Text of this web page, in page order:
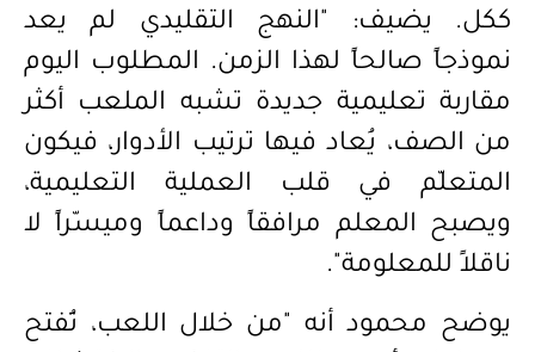
ككل. يضيف: "النهج التقليدي لم يعد
نموذجاً صالحاً لهذا الزمن. المطلوب اليوم
مقاربة تعليمية جديدة تشبه الملعب أكثر
من الصف، يُعاد فيها ترتيب الأدوار، فيكون
المتعلّم في قلب العملية التعليمية،
ويصبح المعلم مرافقاً وداعماً وميسّراً لا
ناقلاً للمعلومة".
يوضح محمود أنه " من خلال اللعب، تُفتح